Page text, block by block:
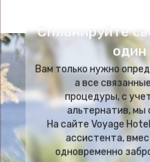
Спланируйте
один
Вам только нужно
а все
процедуры, с
альтернатив, мы
На сайте Voyage
ассистента,
одновременно